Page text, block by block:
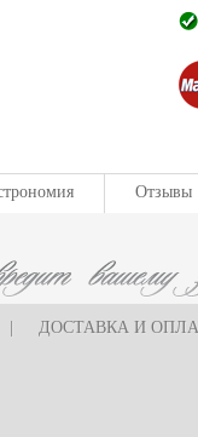
Отзывы
ДОСТАВКА И